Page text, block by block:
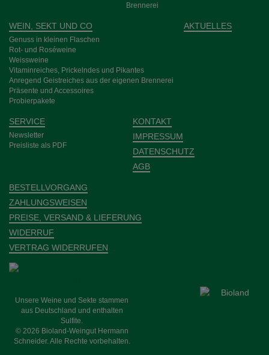
Brennerei
WEIN, SEKT UND CO
Genuss in kleinen Flaschen
Rot- und Rosé­weine
Weiss­weine
Vitamin­reiches, Pri­ckeln­des und Pikantes
Anre­gend Geist­­reich­es aus der eigenen Bren­nerei
Prä­sente und Acces­­soires
Probier­pakete
AKTUELLES
SERVICE
Newsletter
Preisliste als PDF
KONTAKT
IMPRESSUM
DATENSCHUTZ
AGB
BESTELLVORGANG
ZAHLUNGSWEISEN
PREISE, VERSAND & LIEFERUNG
WIDERRUF
VERTRAG WIDERRUFEN
Unsere Weine und Sekte stammen
aus Deutschland und enthalten
Sulfite.
© 2026 Bioland-Weingut Hermann
Schneider. Alle Rechte vorbehalten.